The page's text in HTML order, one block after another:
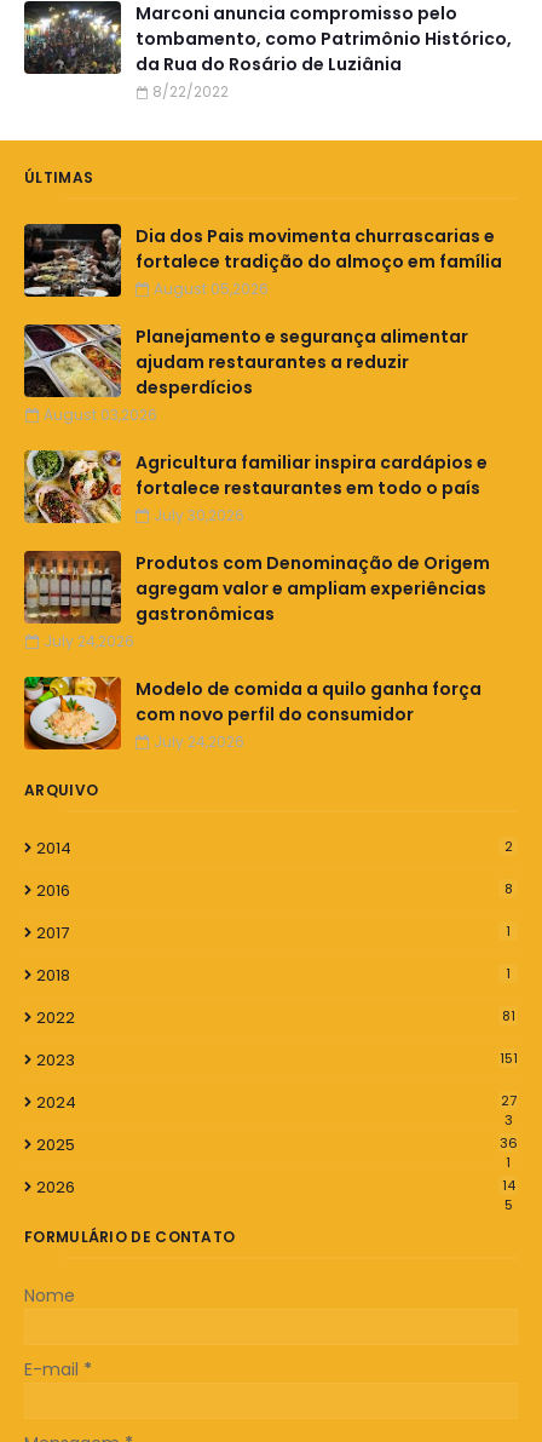
Marconi anuncia compromisso pelo
tombamento, como Patrimônio Histórico,
da Rua do Rosário de Luziânia
8/22/2022
ÚLTIMAS
Dia dos Pais movimenta churrascarias e
fortalece tradição do almoço em família
August 05,2026
Planejamento e segurança alimentar
ajudam restaurantes a reduzir
desperdícios
August 03,2026
Agricultura familiar inspira cardápios e
fortalece restaurantes em todo o país
July 30,2026
Produtos com Denominação de Origem
agregam valor e ampliam experiências
gastronômicas
July 24,2026
Modelo de comida a quilo ganha força
com novo perfil do consumidor
July 24,2026
ARQUIVO
2014 2
2016 8
2017 1
2018 1
2022 81
2023 151
2024
27
3
2025
36
1
2026
14
5
FORMULÁRIO DE CONTATO
Nome
E-mail *